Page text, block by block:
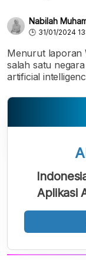
Nabilah
31/01/2024
Menurut laporan
salah satu
artificial
Aplikasi